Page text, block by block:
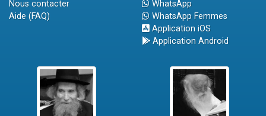
Nous contacter
Aide (FAQ)
WhatsApp
WhatsApp Femmes
Application iOS
Application Android